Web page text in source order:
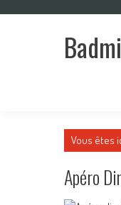
Vous êtes
Apéro